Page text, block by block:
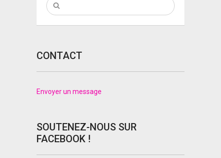
CONTACT
Envoyer un message
SOUTENEZ-NOUS SUR
FACEBOOK !